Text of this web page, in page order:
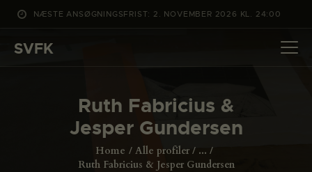
NÆSTE ANSØGNINGSFRIST: 2. NOVEMBER 2026 KL. 24:00
SVFK
Ruth Fabricius &
Jesper Gundersen
Home Alle profiler
...
Ruth Fabricius & Jesper Gundersen
DET SKER
PROJEKTER
CHANNEL
ANSØG